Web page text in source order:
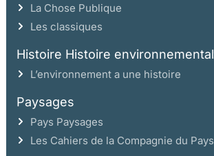
La Chose Publique
Les classiques
Histoire Histoire
L’environnement a une histoire
Paysages
Pays Paysages
Les Cahiers de la Compagnie du